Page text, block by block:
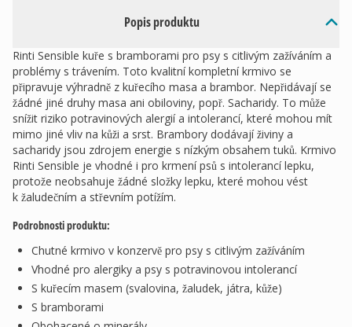
Popis produktu
Rinti Sensible kuře s bramborami pro psy s citlivým zažíváním a
problémy s trávením. Toto kvalitní kompletní krmivo se
připravuje výhradně z kuřecího masa a brambor. Nepřidávají se
žádné jiné druhy masa ani obiloviny, popř. Sacharidy. To může
snížit riziko potravinových alergií a intolerancí, které mohou mít
mimo jiné vliv na kůži a srst. Brambory dodávají živiny a
sacharidy jsou zdrojem energie s nízkým obsahem tuků. Krmivo
Rinti Sensible je vhodné i pro krmení psů s intolerancí lepku,
protože neobsahuje žádné složky lepku, které mohou vést
k žaludečním a střevním potížím.
Podrobnosti produktu:
Chutné krmivo v konzervě pro psy s citlivým zažíváním
Vhodné pro alergiky a psy s potravinovou intolerancí
S kuřecím masem (svalovina, žaludek, játra, kůže)
S bramborami